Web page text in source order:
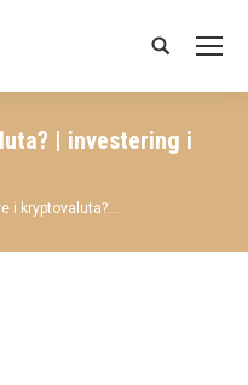
Search:
| investering i
i kryptovaluta?…